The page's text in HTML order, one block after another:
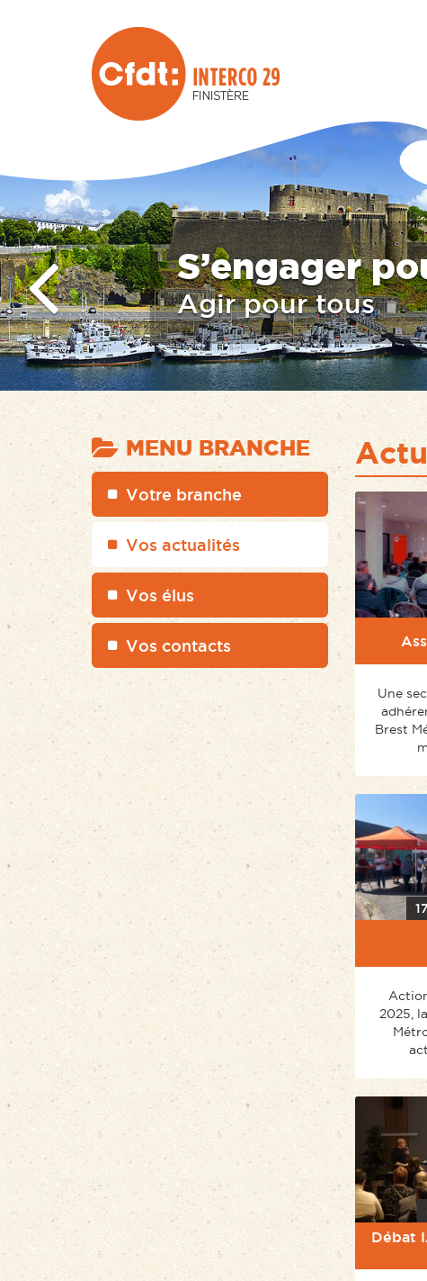
La CFDT à
Des choix, des
Une
Brest
2025,
Débat
MENU BRANCHE
Votre branche
Vos actualités
Vos élus
Vos contacts